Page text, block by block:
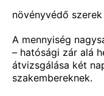
növényvédő szerek
A mennyiség
– hatósági zár alá
átvizsgálása két
szakembereknek.